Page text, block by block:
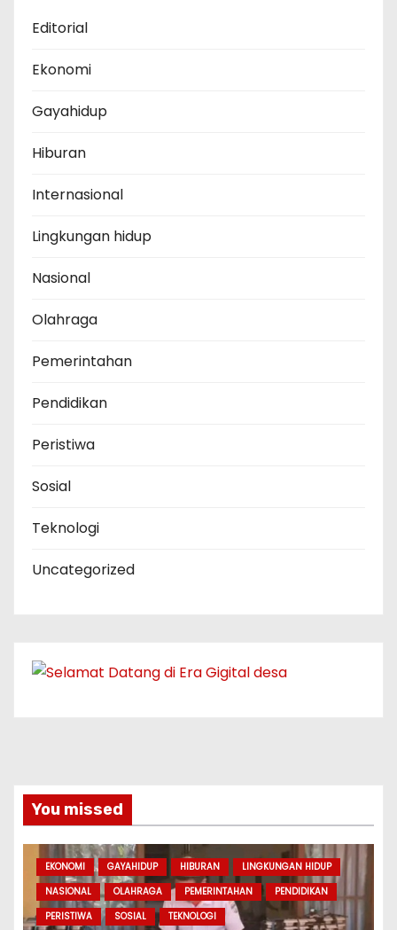
Editorial
Ekonomi
Gayahidup
Hiburan
Internasional
Lingkungan hidup
Nasional
Olahraga
Pemerintahan
Pendidikan
Peristiwa
Sosial
Teknologi
Uncategorized
You missed
EKONOMI GAYAHIDUP HIBURAN
LINGKUNGAN HIDUP
NASIONAL
OLAHRAGA PEMERINTAHAN
PENDIDIKAN
PERISTIWA
SOSIAL TEKNOLOGI